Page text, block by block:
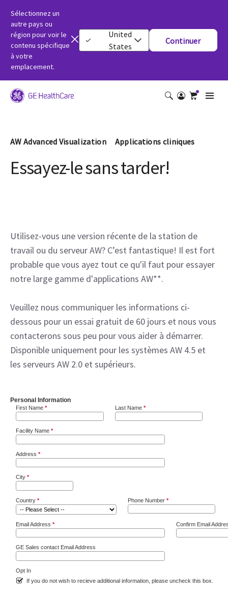
Sélectionnez un
autre pays ou
région pour voir le
contenu spécifique
à votre
emplacement.
United
States
Continuer
AW Advanced Visualization Applications cliniques
Essayez-le sans tarder!
Utilisez-vous une version récente de la station de
travail ou du serveur AW? C’est fantastique! Il est fort
probable que vous ayez tout ce qu'il faut pour essayer
notre large gamme d'applications AW**.
Veuillez nous communiquer les informations ci-
dessous pour un essai gratuit de 60 jours et nous vous
contacterons sous peu pour vous aider à démarrer.
Disponible uniquement pour les systèmes AW 4.5 et
les serveurs AW 2.0 et supérieurs.